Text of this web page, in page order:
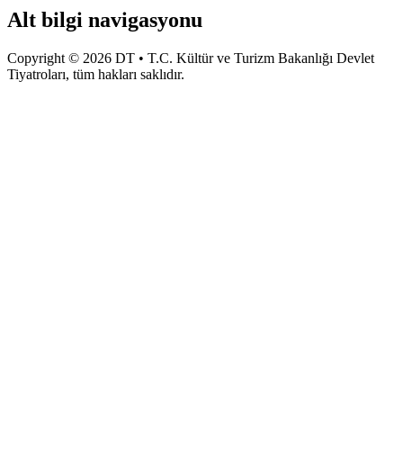
Alt bilgi navigasyonu
Copyright © 2026 DT • T.C. Kültür ve Turizm Bakanlığı Devlet
Tiyatroları, tüm hakları saklıdır.